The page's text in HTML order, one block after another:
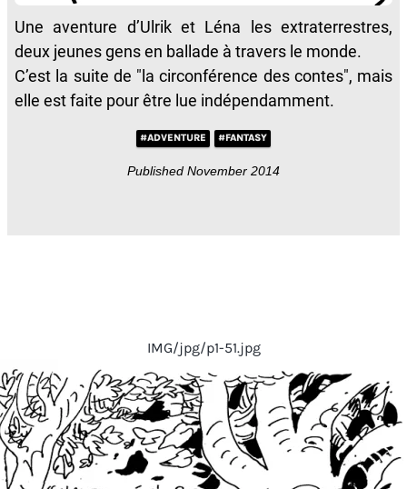
Une aventure d’Ulrik et Léna les extraterrestres,
deux jeunes gens en ballade à travers le monde.
C’est la suite de "la circonférence des contes", mais
elle est faite pour être lue indépendamment.
#ADVENTURE #FANTASY
Published November 2014
IMG/jpg/p1-51.jpg